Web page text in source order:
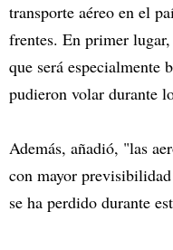
transporte aéreo en el
frentes. En primer
que será especialmente
pudieron volar durante
Además, añadió, "las
con mayor
se ha perdido durante